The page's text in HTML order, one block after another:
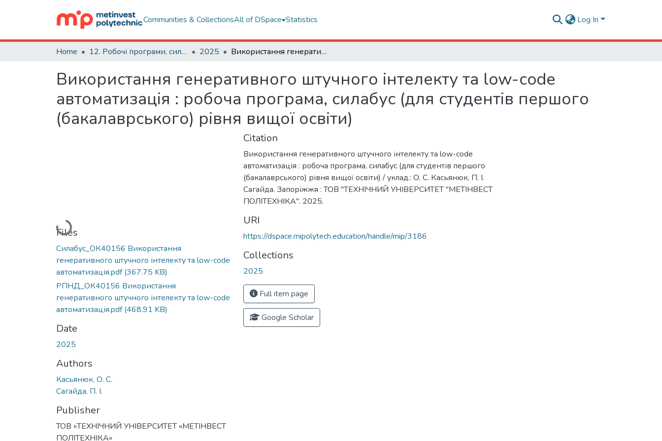
Communities & CollectionsAll of DSpace Statistics Log In
Home 12. Робочі програми, силабуси навчальних дисциплін 2025 Використання генеративного штучного інтелекту та low-code автоматизація : робоча програма, силабус (для студентів першого (бакалаврського) рівня вищої освіти)
Використання генеративного штучного інтелекту та low-code
автоматизація : робоча програма, силабус (для студентів першого
(бакалаврського) рівня вищої освіти)
Loading...
Files
Силабус_ОК40156 Використання
генеративного штучного інтелекту та low-code
автоматизація.pdf(367.75 KB)
РПНД_ОК40156 Використання
генеративного штучного інтелекту та low-code
автоматизація.pdf(468.91 KB)
Date
2025
Authors
Касьянюк, О. С.
Сагайда, П. І.
Publisher
ТОВ «ТЕХНІЧНИЙ УНІВЕРСИТЕТ «МЕТІНВЕСТ
ПОЛІТЕХНІКА»
Citation
Використання генеративного штучного інтелекту та low-code
автоматизація : робоча програма, силабус (для студентів першого
(бакалаврського) рівня вищої освіти) / уклад.: О. С. Касьянюк, П. І.
Сагайда. Запоріжжя : ТОВ "ТЕХНІЧНИЙ УНІВЕРСИТЕТ "МЕТІНВЕСТ
ПОЛІТЕХНІКА". 2025.
URI
https://dspace.mipolytech.education/handle/mip/3186
Collections
2025
Full item page
Google Scholar